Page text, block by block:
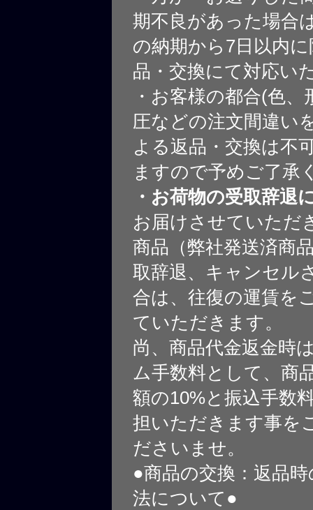
期不良があった場合
の納期から7日以内
品・交換にて対応い
・お客様の都合(色、
圧などの注文間違い
よる返品・交換は不
ますので予めご了承
・お荷物の受取辞退
お届けさせていただ
商品（弊社発送済商
取辞退、キャンセル
合は、往復の運賃を
ていただきます。
尚、商品代金返金時
ム手数料として、商
額の10%と振込手数
担いただきます事を
ださいませ。
●商品の交換：返品
法について●